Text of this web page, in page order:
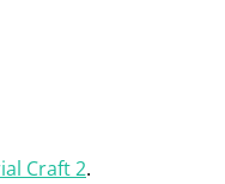
Craft 2.